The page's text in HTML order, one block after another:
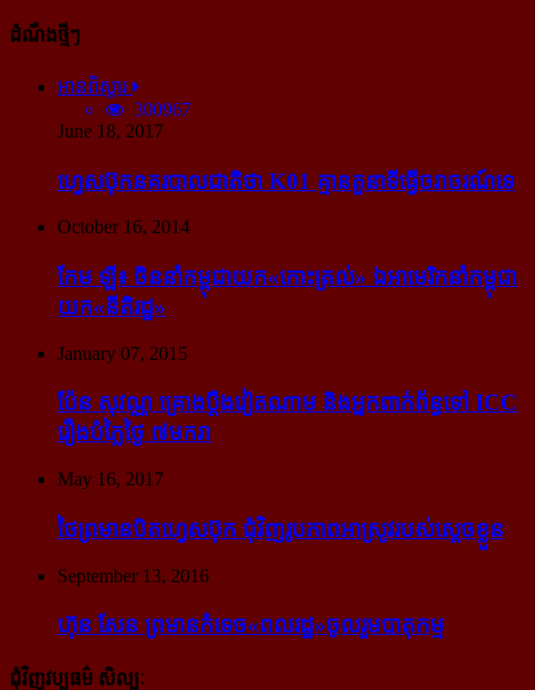
ដំណឹងថ្មីៗ
អានពិស្ដារ
300967
June 18, 2017
ហ្វេសប៊ុក​នគរបាល​ជាតិ​ថា K01 គ្មាន​តួនាទី​ធ្វើ​ចរាចរណ៍​ទេ
October 16, 2014
កែម ឡី៖ ចិន​នាំ​កម្ពុជា​យក​«កោះ​ត្រល់» ឯ​អាមេរិក​នាំ​កម្ពុជា​
យក​«នីតិរដ្ឋ»
January 07, 2015
ប៉ែន សុវណ្ណ គ្រោង​ប្តឹង​វៀតណាម និង​អ្នក​ពាក់​ព័ន្ធ​ទៅ ICC
រឿង​បំភ្លៃ​ថ្ងៃ ៧​មករា
May 16, 2017
ថៃ​ព្រមាន​បិត​ហ្វេសប៊ុក ជុំ​វិញ​រូបភាព​អាស្រូវ​របស់​ស្ដេច​ខ្លួន
September 13, 2016
ហ៊ុន សែន ព្រមាន​កំទេច​«ពលរដ្ឋ»​ចូលរួម​បាតុកម្ម
ជុំវិញវប្បធម៌ សិល្បៈ